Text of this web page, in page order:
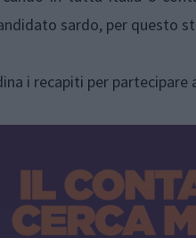
sardo, per questo
i recapiti per partecipare